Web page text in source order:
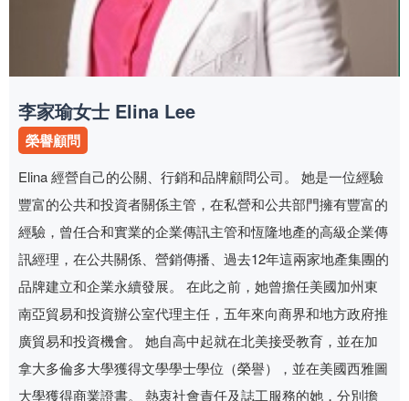
李家瑜女士 Elina Lee
榮譽顧問
Elina 經營自己的公關、行銷和品牌顧問公司。 她是一位經驗
豐富的公共和投資者關係主管，在私營和公共部門擁有豐富的
經驗，曾任合和實業的企業傳訊主管和恆隆地產的高級企業傳
訊經理，在公共關係、營銷傳播、過去12年這兩家地產集團的
品牌建立和企業永續發展。 在此之前，她曾擔任美國加州東
南亞貿易和投資辦公室代理主任，五年來向商界和地方政府推
廣貿易和投資機會。 她自高中起就在北美接受教育，並在加
拿大多倫多大學獲得文學學士學位（榮譽），並在美國西雅圖
大學獲得商業證書。 熱衷社會責任及誌工服務的她，分別擔